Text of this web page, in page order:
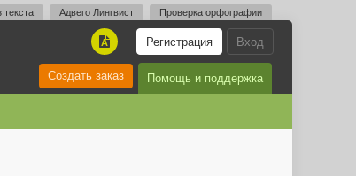
текста Адвего Лингвист Проверка орфографии
Вход
Регистрация
A
Помощь и поддержка
Создать заказ